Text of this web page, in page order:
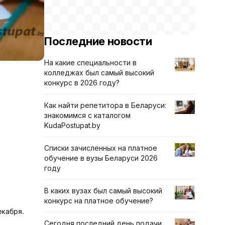
Последние новости
На какие специальности в
колледжах был самый высокий
конкурс в 2026 году?
Как найти репетитора в Беларуси:
знакомимся с каталогом
KudaPostupat.by
Списки зачисленных на платное
обучение в вузы Беларуси 2026
году
В каких вузах был самый высокий
конкурс на платное обучение?
Сегодня последний день подачи